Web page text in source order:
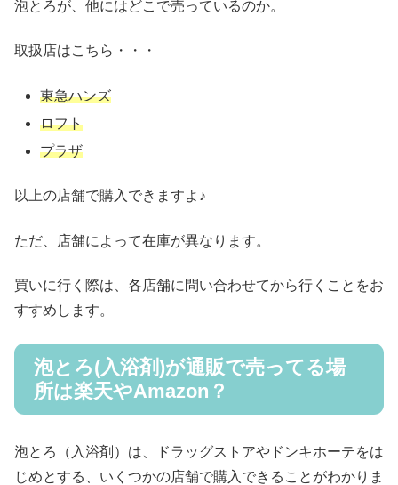
泡とろが、他にはどこで売っているのか。
取扱店はこちら・・・
東急ハンズ
ロフト
プラザ
以上の店舗で購入できますよ♪
ただ、店舗によって在庫が異なります。
買いに行く際は、各店舗に問い合わせてから行くことをお
すすめします。
泡とろ(入浴剤)が通販で売ってる場
所は楽天やAmazon？
泡とろ（入浴剤）は、ドラッグストアやドンキホーテをは
じめとする、いくつかの店舗で購入できることがわかりま